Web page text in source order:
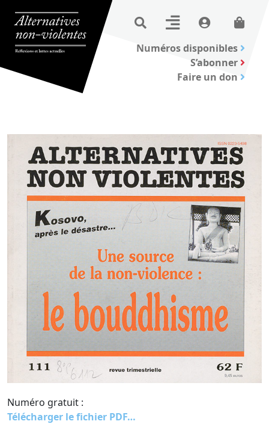
Numéros disponibles
S’abonner
Faire un don
Numéro gratuit :
Télécharger le fichier PDF…